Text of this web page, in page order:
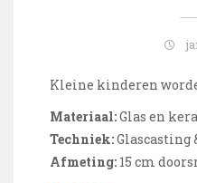
Kleine kinderen
Materiaal:Glas en
Techniek:Glascasting
Afmeting: 15 cm